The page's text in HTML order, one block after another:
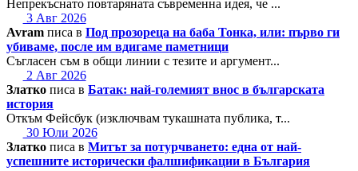
Непрекъснато повтаряната съвременна идея, че ...
3 Авг 2026
Avram писа в Под прозореца на баба Тонка, или: първо ги
убиваме, после им вдигаме паметници
Съгласен съм в общи линии с тезите и аргумент...
2 Авг 2026
Златко писа в Батак: най-големият внос в българската
история
Откъм Фейсбук (изключвам тукашната публика, т...
30 Юли 2026
Златко писа в Митът за потурчването: една от най-
успешните исторически фалшификации в България